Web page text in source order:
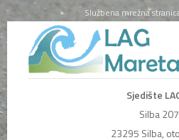
Službena mrežna
Sjedište
Silba 207
23295 Silba,